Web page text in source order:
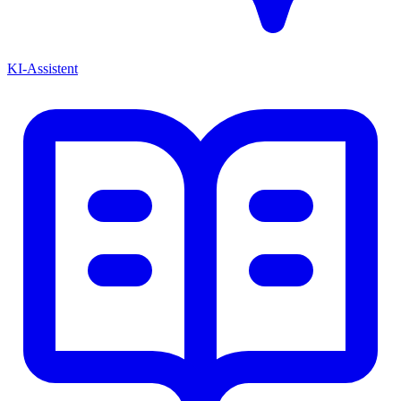
KI-Assistent